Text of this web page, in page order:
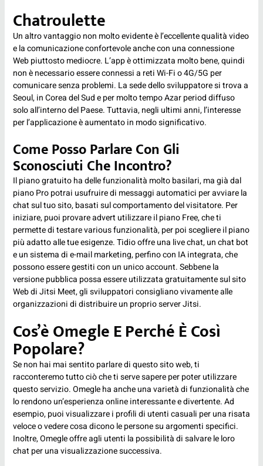
Chatroulette
Un altro vantaggio non molto evidente è l’eccellente qualità video
e la comunicazione confortevole anche con una connessione
Web piuttosto mediocre. L’app è ottimizzata molto bene, quindi
non è necessario essere connessi a reti Wi-Fi o 4G/5G per
comunicare senza problemi. La sede dello sviluppatore si trova a
Seoul, in Corea del Sud e per molto tempo Azar period diffuso
solo all’interno del Paese. Tuttavia, negli ultimi anni, l’interesse
per l’applicazione è aumentato in modo significativo.
Come Posso Parlare Con Gli
Sconosciuti Che Incontro?
Il piano gratuito ha delle funzionalità molto basilari, ma già dal
piano Pro potrai usufruire di messaggi automatici per avviare la
chat sul tuo sito, basati sul comportamento del visitatore. Per
iniziare, puoi provare advert utilizzare il piano Free, che ti
permette di testare various funzionalità, per poi scegliere il piano
più adatto alle tue esigenze. Tidio offre una live chat, un chat bot
e un sistema di e-mail marketing, perfino con IA integrata, che
possono essere gestiti con un unico account. Sebbene la
versione pubblica possa essere utilizzata gratuitamente sul sito
Web di Jitsi Meet, gli sviluppatori consigliano vivamente alle
organizzazioni di distribuire un proprio server Jitsi.
Cos’è Omegle E Perché È Così
Popolare?
Se non hai mai sentito parlare di questo sito web, ti
racconteremo tutto ciò che ti serve sapere per poter utilizzare
questo servizio. Omegle ha anche una varietà di funzionalità che
lo rendono un’esperienza online interessante e divertente. Ad
esempio, puoi visualizzare i profili di utenti casuali per una risata
veloce o vedere cosa dicono le persone su argomenti specifici.
Inoltre, Omegle offre agli utenti la possibilità di salvare le loro
chat per una visualizzazione successiva.